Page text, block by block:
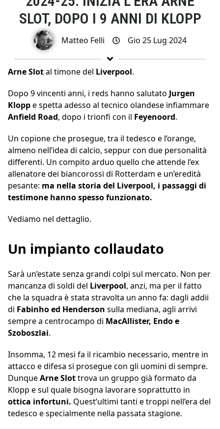
SLOT, DOPO I 9 ANNI DI KLOPP
Matteo Felli Gio 25 Lug 2024
Arne Slotal timone del Liverpool.
Dopo 9 vincenti anni, i reds hanno salutato Jurgen
Kloppe spetta adesso al tecnico olandese infiammare
Anfield Road, dopo i trionfi con il Feyenoord.
Un copione che prosegue, tra il tedesco e l’orange,
almeno nell’idea di calcio, seppur con due personalità
differenti. Un compito arduo quello che attende l’ex
allenatore dei biancorossi di Rotterdam e un’eredità
pesante: ma nella storia del Liverpool, i passaggi di
testimone hanno spesso funzionato.
Vediamo nel dettaglio.
Un impianto collaudato
Sarà un’estate senza grandi colpi sul mercato. Non per
mancanza di soldi del Liverpool, anzi, ma per il fatto
che la squadra è stata stravolta un anno fa: dagli addii
di Fabinho ed Henderson sulla mediana, agli arrivi
sempre a centrocampo di MacAllister, Endo e
Szoboszlai.
Insomma, 12 mesi fa il ricambio necessario, mentre in
attacco e difesa si prosegue con gli uomini di sempre.
DunqueArne Slottrova un gruppo già formato da
Klopp e sul quale bisogna lavorare soprattutto in
ottica infortuni. Quest’ultimi tanti e troppi nell’era del
tedesco e specialmente nella passata stagione.